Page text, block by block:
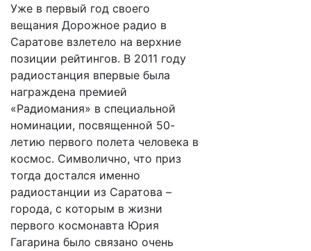
Уже в первый год своего
вещания Дорожное радио в
Саратове взлетело на верхние
позиции рейтингов. В 2011 году
радиостанция впервые была
награждена премией
«Радиомания» в специальной
номинации, посвященной 50-
летию первого полета человека в
космос. Символично, что приз
тогда достался именно
радиостанции из Саратова –
города, с которым в жизни
первого космонавта Юрия
Гагарина было связано очень